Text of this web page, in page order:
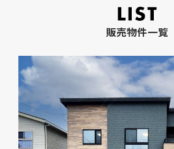
販売物件一覧